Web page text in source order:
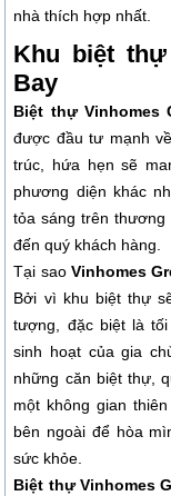
nhà thích hợp nhất.
Khu biệt thự
Bay
Biệt thự Vinhomes
được đầu tư mạnh
trúc, hứa hẹn sẽ
phương diện khác
tỏa sáng trên
đến quý khách hàng.
Tại saoVinhomes
Bởi vì khu biệt thự
tượng, đặc biệt là
sinh hoạt của gia
những căn biệt thự,
một không gian
bên ngoài để hòa
sức khỏe.
Biệt thự Vinhomes